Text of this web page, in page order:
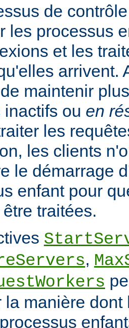
de
les processus
et les
arrivent.
maintenir
ou en
les
les clients
le démarrage
enfant pour
traitées.
,
la manière